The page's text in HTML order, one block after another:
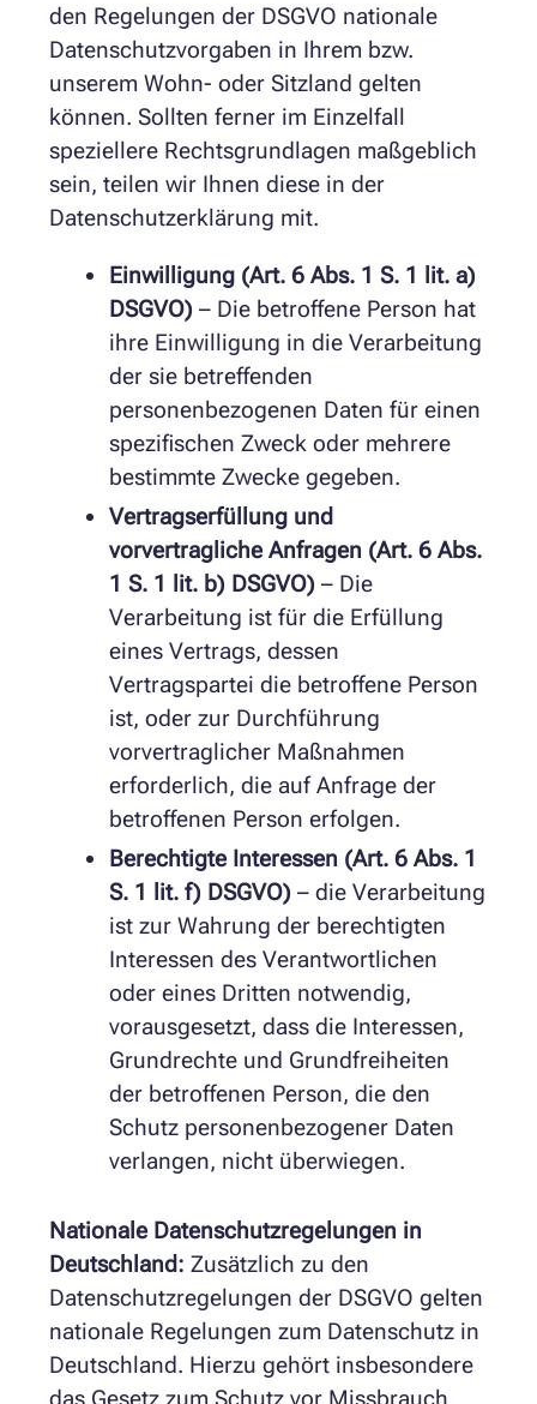
den Regelungen der DSGVO nationale
Datenschutzvorgaben in Ihrem bzw.
unserem Wohn- oder Sitzland gelten
können. Sollten ferner im Einzelfall
speziellere Rechtsgrundlagen maßgeblich
sein, teilen wir Ihnen diese in der
Datenschutzerklärung mit.
Einwilligung (Art. 6 Abs. 1 S. 1 lit. a)
DSGVO) – Die betroffene Person hat
ihre Einwilligung in die Verarbeitung
der sie betreffenden
personenbezogenen Daten für einen
spezifischen Zweck oder mehrere
bestimmte Zwecke gegeben.
Vertragserfüllung und
vorvertragliche Anfragen (Art. 6 Abs.
1 S. 1 lit. b) DSGVO) – Die
Verarbeitung ist für die Erfüllung
eines Vertrags, dessen
Vertragspartei die betroffene Person
ist, oder zur Durchführung
vorvertraglicher Maßnahmen
erforderlich, die auf Anfrage der
betroffenen Person erfolgen.
Berechtigte Interessen (Art. 6 Abs. 1
S. 1 lit. f) DSGVO) – die Verarbeitung
ist zur Wahrung der berechtigten
Interessen des Verantwortlichen
oder eines Dritten notwendig,
vorausgesetzt, dass die Interessen,
Grundrechte und Grundfreiheiten
der betroffenen Person, die den
Schutz personenbezogener Daten
verlangen, nicht überwiegen.
Nationale Datenschutzregelungen in
Deutschland:Zusätzlich zu den
Datenschutzregelungen der DSGVO gelten
nationale Regelungen zum Datenschutz in
Deutschland. Hierzu gehört insbesondere
das Gesetz zum Schutz vor Missbrauch